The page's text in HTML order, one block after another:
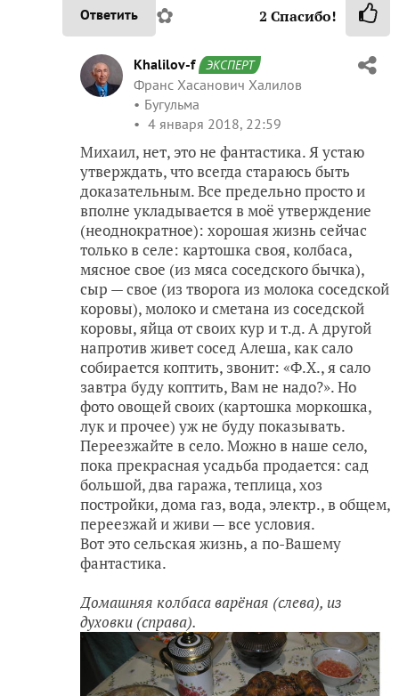
Ответить ✿ 2 Спасибо!
Khalilov-f ЭКСПЕРТ
Франс Хасанович Халилов
Бугульма
4 января 2018, 22:59
Михаил, нет, это не фантастика. Я устаю
утверждать, что всегда стараюсь быть
доказательным. Все предельно просто и
вполне укладывается в моё утверждение
(неоднократное): хорошая жизнь сейчас
только в селе: картошка своя, колбаса,
мясное свое (из мяса соседского бычка),
сыр — свое (из творога из молока соседской
коровы), молоко и сметана из соседской
коровы, яйца от своих кур и т.д. А другой
напротив живет сосед Алеша, как сало
собирается коптить, звонит: «Ф.Х., я сало
завтра буду коптить, Вам не надо?». Но
фото овощей своих (картошка моркошка,
лук и прочее) уж не буду показывать.
Переезжайте в село. Можно в наше село,
пока прекрасная усадьба продается: сад
большой, два гаража, теплица, хоз
постройки, дома газ, вода, электр., в общем,
переезжай и живи — все условия.
Вот это сельская жизнь, а по-Вашему
фантастика.
Домашняя колбаса варёная (слева), из
духовки (справа).